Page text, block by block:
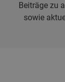
Beiträge zu
sowie